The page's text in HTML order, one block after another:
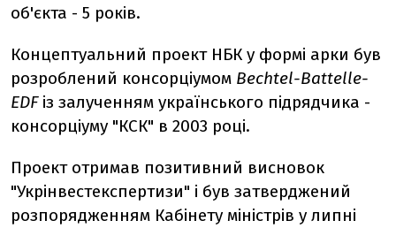
об'єкта - 5 років.
Концептуальний проект НБК у формі арки був
розроблений консорціумом Bechtel-Battelle-
EDFіз залученням українського підрядчика -
консорціуму "КСК" в 2003 році.
Проект отримав позитивний висновок
"Укрінвестекспертизи" і був затверджений
розпорядженням Кабінету міністрів у липні